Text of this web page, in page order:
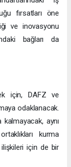
fırsatları öne
ve inovasyonu
bağları da
için, DAFZ ve
odaklanacak.
kalmayacak, aynı
kurma
için de bir